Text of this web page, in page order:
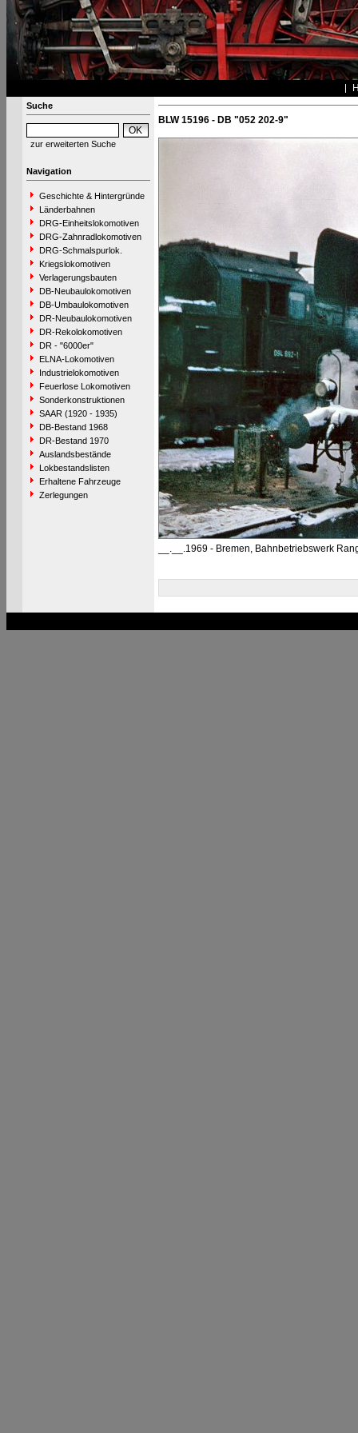
Suche
zur erweiterten Suche
Navigation
Geschichte & Hintergründe
Länderbahnen
DRG-Einheitslokomotiven
DRG-Zahnradlokomotiven
DRG-Schmalspurlok.
Kriegslokomotiven
Verlagerungsbauten
DB-Neubaulokomotiven
DB-Umbaulokomotiven
DR-Neubaulokomotiven
DR-Rekolokomotiven
DR - "6000er"
ELNA-Lokomotiven
Industrielokomotiven
Feuerlose Lokomotiven
Sonderkonstruktionen
SAAR (1920 - 1935)
DB-Bestand 1968
DR-Bestand 1970
Auslandsbestände
Lokbestandslisten
Erhaltene Fahrzeuge
Zerlegungen
BLW 15196 - DB "052 202-9"
__.__.1969 - Bremen, Bahnbetriebswerk